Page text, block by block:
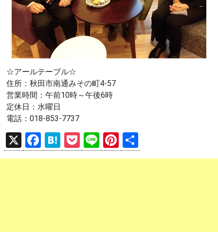
☆アールテーブル☆
住所：秋田市南通みその町4-57
営業時間：午前10時～午後6時
定休日：水曜日
電話：018-853-7737
X
F
a
H
at
P
o
Li
n
Pi
nt 有